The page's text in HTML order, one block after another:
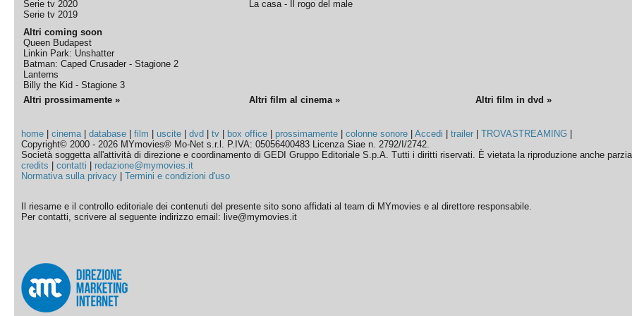
Serie tv 2020
Serie tv 2019
Altri coming soon
Queen Budapest
Linkin Park: Unshatter
Batman: Caped Crusader - Stagione 2
Lanterns
Billy the Kid - Stagione 3
La casa - Il rogo del male
Altri prossimamente » Altri film al cinema » Altri film in dvd »
home |cinema|database |film |uscite |dvd |tv box office prossimamente |colonne sonore |Accedi |trailer |TROVASTREAMING
Copyright© 2000 - 2026 MYmovies® Mo-Net s.r.l. P.IVA: 05056400483 Licenza Siae n. 2792/I/2742.
Società soggetta all'attività di direzione e coordinamento di GEDI Gruppo Editoriale S.p.A. Tutti i diritti riservati. È vietata la riproduzione anche
credits |contatti
redazione@mymovies.it
Normativa sulla privacy |Termini e condizioni d'uso
Il riesame e il controllo editoriale dei contenuti del presente sito sono affidati al team di MYmovies e al direttore responsabile.
Per contatti, scrivere al seguente indirizzo email: live@mymovies.it